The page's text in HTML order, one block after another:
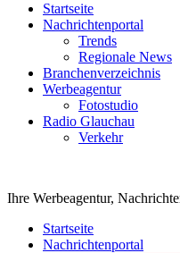
Startseite
Nachrichtenportal
Trends
Regionale News
Branchenverzeichnis
Werbeagentur
Fotostudio
Radio Glauchau
Verkehr
Ihre Werbeagentur,
Startseite
Nachrichtenportal